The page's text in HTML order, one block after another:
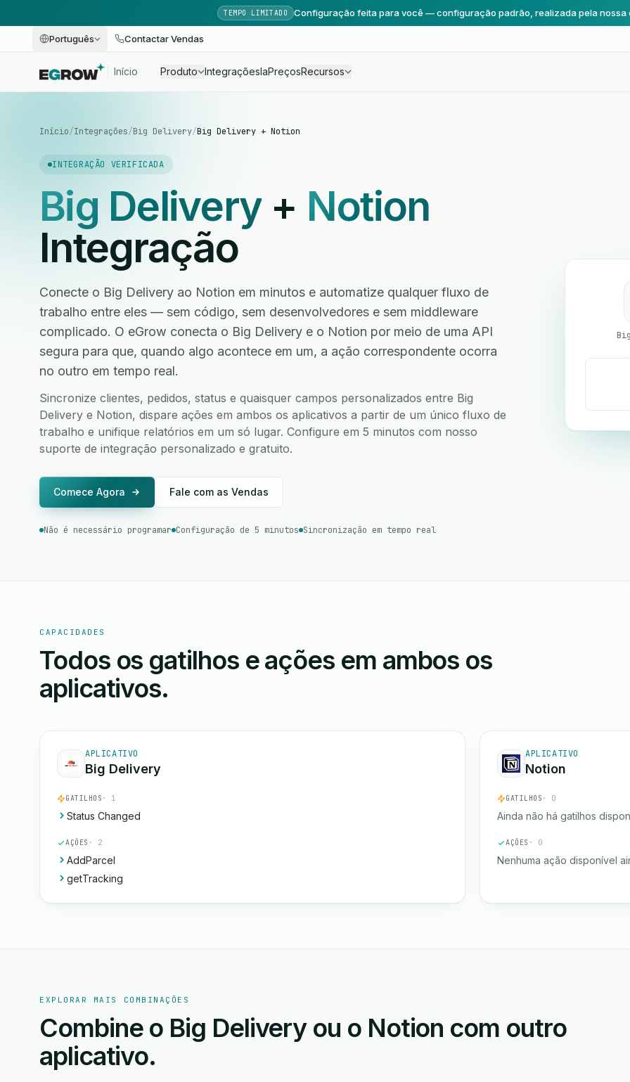
TEMPO LIMITADO Configuração feita para você — configuração padrão, realizada pela nossa
Português Contactar Vendas
Início Produto IntegraçõesIaPreçosRecursos
Início/Integrações/Big Delivery/Big Delivery + Notion
INTEGRAÇÃO VERIFICADA
Big Delivery + Notion
Integração
Conecte o Big Delivery ao Notion em minutos e automatize qualquer fluxo de
trabalho entre eles — sem código, sem desenvolvedores e sem middleware
complicado. O eGrow conecta o Big Delivery e o Notion por meio de uma API
segura para que, quando algo acontece em um, a ação correspondente ocorra
no outro em tempo real.
Sincronize clientes, pedidos, status e quaisquer campos personalizados entre Big
Delivery e Notion, dispare ações em ambos os aplicativos a partir de um único fluxo de
trabalho e unifique relatórios em um só lugar. Configure em 5 minutos com nosso
suporte de integração personalizado e gratuito.
Comece Agora Fale com as Vendas
Não é necessário programar Configuração de 5 minutos Sincronização em tempo real
CAPACIDADES
Todos os gatilhos e ações em ambos os
aplicativos.
APLICATIVO
Big Delivery
GATILHOS · 1
Status Changed
AÇÕES · 2
AddParcel
getTracking
APLICATIVO
Notion
GATILHOS · 0
Ainda não há gatilhos
AÇÕES · 0
Nenhuma ação disponível
EXPLORAR MAIS COMBINAÇÕES
Combine o Big Delivery ou o Notion com outro
aplicativo.